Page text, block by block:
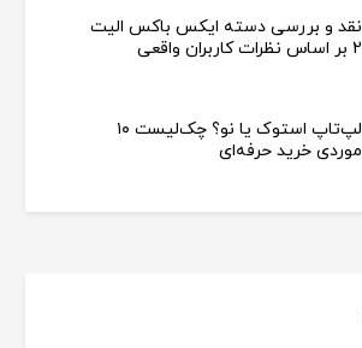
نقد و بررسی دسته ایکس باکس الیت
2 بر اساس نظرات کاربران واقعی
لپ‌تاپ استوک یا نو؟ چک‌لیست ۱۰
موردی خرید حرفه‌ای